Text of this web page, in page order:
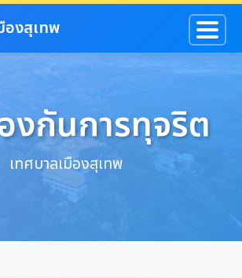
องสุเทพ
งกันการทุจริต
เทศบาลเมืองสุเทพ